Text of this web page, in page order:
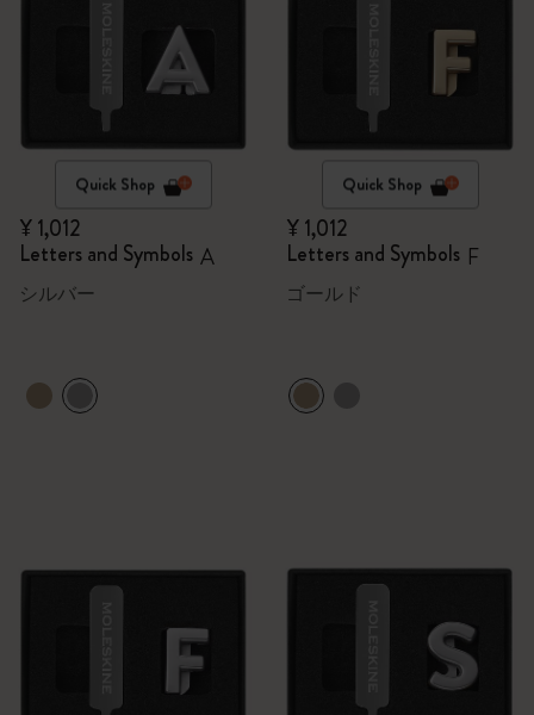
Quick Shop
¥ 1,012
Letters and Symbols A
シルバー
Quick Shop
¥ 1,012
Letters and Symbols F
ゴールド